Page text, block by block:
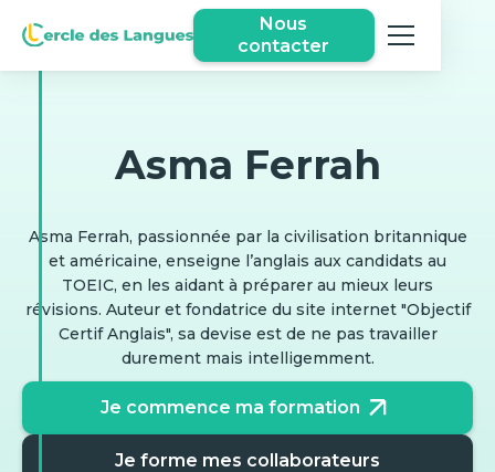
Nous
contacter
Asma Ferrah
Asma Ferrah, passionnée par la civilisation britannique
et américaine, enseigne l’anglais aux candidats au
TOEIC, en les aidant à préparer au mieux leurs
révisions. Auteur et fondatrice du site internet "Objectif
Certif Anglais", sa devise est de ne pas travailler
durement mais intelligemment.
Je commence ma formation
Je forme mes collaborateurs